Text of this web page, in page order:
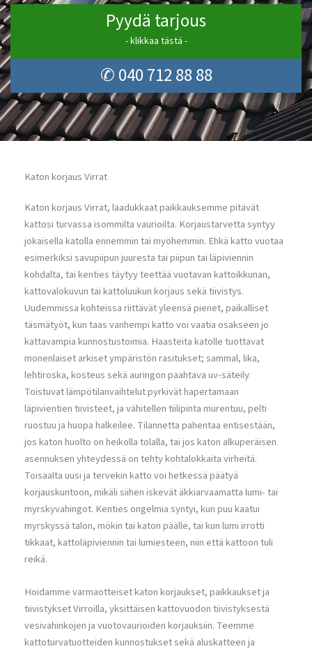
Pyydä tarjous
- klikkaa tästä -
✆ 040 712 88 88
Katon korjaus Virrat
Katon korjaus Virrat, laadukkaat paikkauksemme pitävät
kattosi turvassa isommilta vaurioilta. Korjaustarvetta syntyy
jokaisella katolla ennemmin tai myöhemmin. Ehkä katto vuotaa
esimerkiksi savupiipun juuresta tai piipun tai läpiviennin
kohdalta, tai kenties täytyy teettää vuotavan kattoikkunan,
kattovalokuvun tai kattoluukun korjaus sekä tiivistys.
Uudemmissa kohteissa riittävät yleensä pienet, paikalliset
täsmätyöt, kun taas vanhempi katto voi vaatia osakseen jo
kattavampia kunnostustoimia. Haasteita katolle tuottavat
monenlaiset arkiset ympäristön rasitukset; sammal, lika,
lehtiroska, kosteus sekä auringon paahtava uv-säteily.
Toistuvat lämpötilanvaihtelut pyrkivät hapertamaan
läpivientien tiivisteet, ja vähitellen tiilipinta murentuu, pelti
ruostuu ja huopa halkeilee. Tilannetta pahentaa entisestään,
jos katon huolto on heikolla tolalla, tai jos katon alkuperäisen
asennuksen yhteydessä on tehty kohtalokkaita virheitä.
Toisaalta uusi ja tervekin katto voi hetkessä päätyä
korjauskuntoon, mikäli siihen iskevät äkkiarvaamatta lumi- tai
myrskyvahingot. Kenties ongelmia syntyi, kun puu kaatui
myrskyssä talon, mökin tai katon päälle, tai kun lumi irrotti
tikkaat, kattoläpiviennin tai lumiesteen, niin että kattoon tuli
reikä.
Hoidamme varmaotteiset katon korjaukset, paikkaukset ja
tiivistykset Virroilla, yksittäisen kattovuodon tiivistyksestä
vesivahinkojen ja vuotovaurioiden korjauksiin. Teemme
kattoturvatuotteiden kunnostukset sekä aluskatteen ja